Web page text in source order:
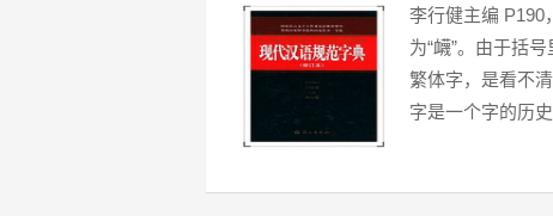
李行健主编 P190
为“衊”。由于括
繁体字，是看不
字是一个字的历